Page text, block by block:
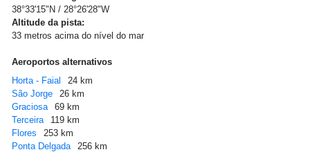
38°33'15"N / 28°26'28"W
Altitude da pista:
33 metros acima do nível do mar
Aeroportos alternativos
Horta - Faial
24 km
São Jorge
26 km
Graciosa
69 km
Terceira
119 km
Flores
253 km
Ponta Delgada
256 km